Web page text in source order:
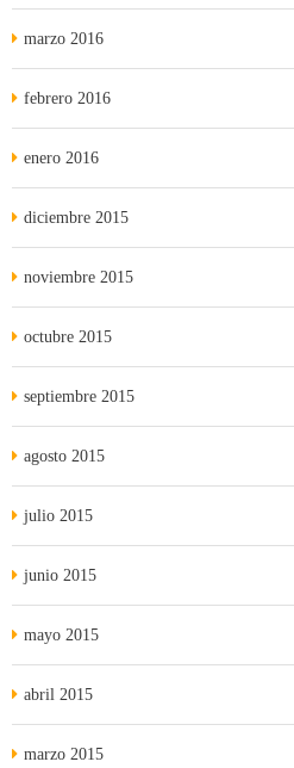
marzo 2016
febrero 2016
enero 2016
diciembre 2015
noviembre 2015
octubre 2015
septiembre 2015
agosto 2015
julio 2015
junio 2015
mayo 2015
abril 2015
marzo 2015